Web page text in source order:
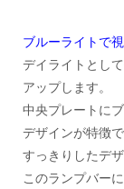
ブルーライトで
デイライトとし
アップします。
中央プレートに
デザインが特徴で
すっきりしたデ
このランプバー